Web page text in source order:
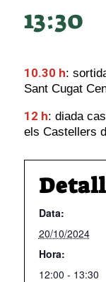
13:30
10.30 h:
Sant Cugat
12 h: diada
els Castellers
Data:
20/10/2024
Hora:
12:00 - 13:30